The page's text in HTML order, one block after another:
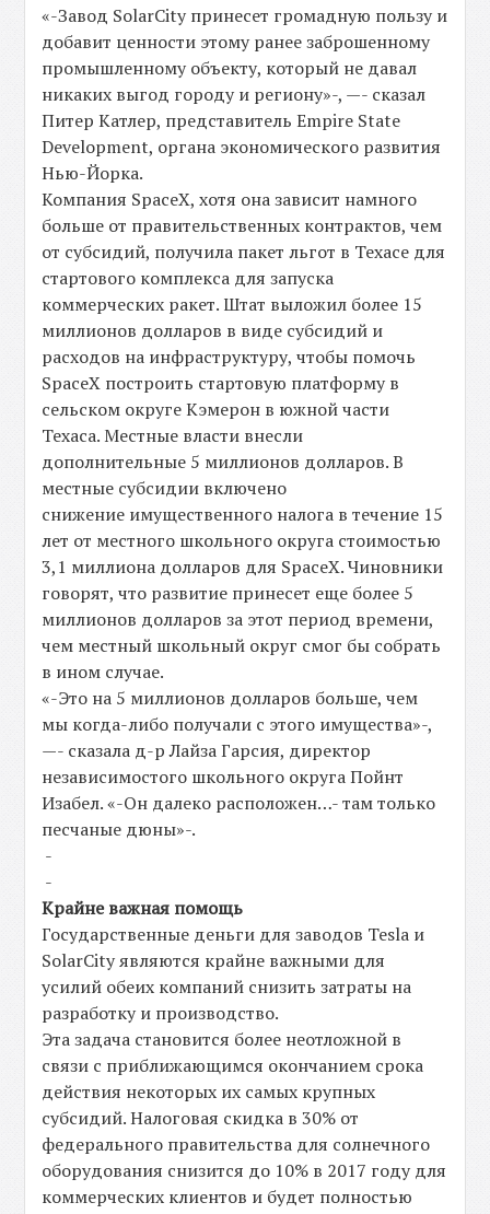
«-Завод SolarCity принесет громадную пользу и
добавит ценности этому ранее заброшенному
промышленному объекту, который не давал
никаких выгод городу и региону»-, —- сказал
Питер Катлер, представитель Empire State
Development, органа экономического развития
Нью-Йорка.
Компания SpaceX, хотя она зависит намного
больше от правительственных контрактов, чем
от субсидий, получила пакет льгот в Техасе для
стартового комплекса для запуска
коммерческих ракет. Штат выложил более 15
миллионов долларов в виде субсидий и
расходов на инфраструктуру, чтобы помочь
SpaceX построить стартовую платформу в
сельском округе Кэмерон в южной части
Техаса. Местные власти внесли
дополнительные 5 миллионов долларов. В
местные субсидии включено
снижение имущественного налога в течение 15
лет от местного школьного округа стоимостью
3,1 миллиона долларов для SpaceX. Чиновники
говорят, что развитие принесет еще более 5
миллионов долларов за этот период времени,
чем местный школьный округ смог бы собрать
в ином случае.
«-Это на 5 миллионов долларов больше, чем
мы когда-либо получали с этого имущества»-,
—- сказала д-р Лайза Гарсия, директор
независимостого школьного округа Пойнт
Изабел. «-Он далеко расположен…- там только
песчаные дюны»-.
-
-
Крайне важная помощь
Государственные деньги для заводов Tesla и
SolarCity являются крайне важными для
усилий обеих компаний снизить затраты на
разработку и производство.
Эта задача становится более неотложной в
связи с приближающимся окончанием срока
действия некоторых их самых крупных
субсидий. Налоговая скидка в 30% от
федерального правительства для солнечного
оборудования снизится до 10% в 2017 году для
коммерческих клиентов и будет полностью